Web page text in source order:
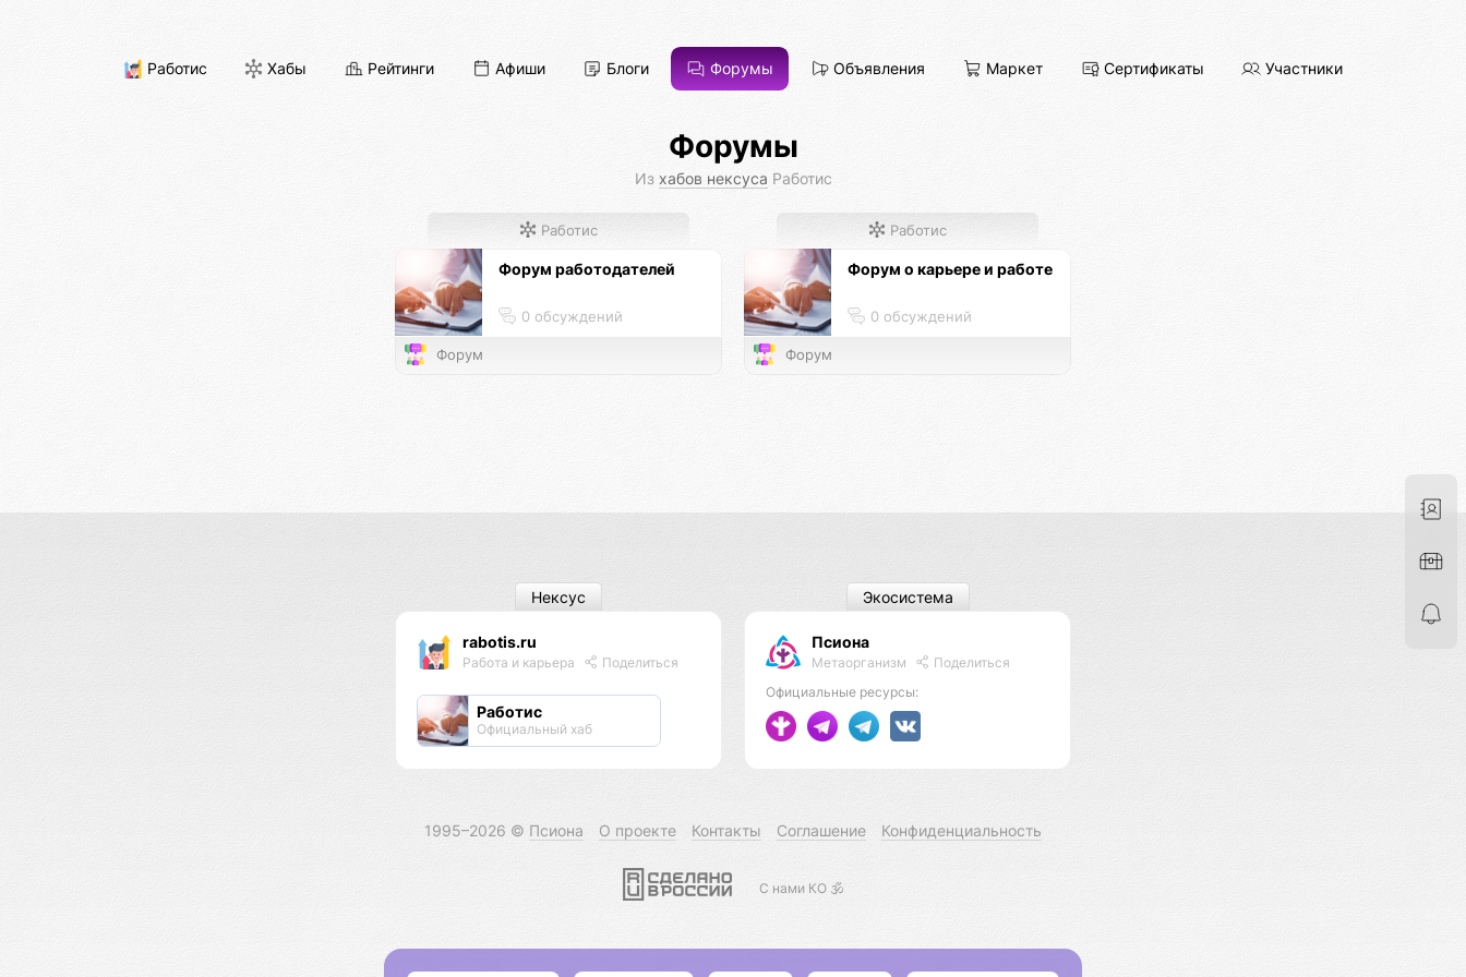
Работис Хабы Рейтинги Афиши Блоги Форумы Объявления Маркет Сертификаты Участники
Форумы
Из хабов нексуса Работис
Работис
Форум работодателей
0 обсуждений
Форум
Работис
Форум о карьере и работе
0 обсуждений
Форум
rabotis.ru
Работа и карьера Поделиться
Работис
Официальный хаб
Нексус
Псиона
Метаорганизм
Поделиться
Официальные ресурсы:
Экосистема
1995–2026 © Псиона О проекте Контакты Соглашение Конфиденциальность
С нами КО 🕉️